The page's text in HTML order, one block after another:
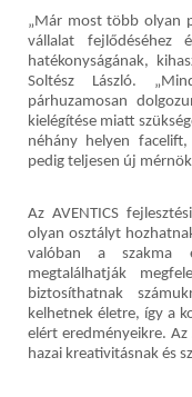
„Már most több olyan
vállalat fejlődéséhez
hatékonyságának,
Soltész László.
párhuzamosan
kielégítése miatt
néhány helyen
pedig teljesen új
Az AVENTICS
olyan osztályt
valóban a szakma
megtalálhatják
biztosíthatnak
kelhetnek életre, így a
elért eredményeikre. Az
hazai kreativitásnak és